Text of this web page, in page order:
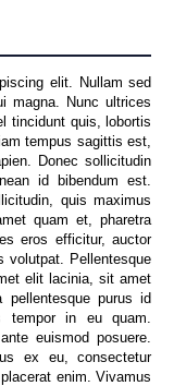
elit. Nullam sed
magna. Nunc ultrices
tincidunt quis, lobortis
tempus sagittis est,
Donec sollicitudin
id bibendum est.
quis maximus
quam et, pharetra
eros efficitur, auctor
volutpat. Pellentesque
elit lacinia, sit amet
pellentesque purus id
tempor in eu quam.
euismod posuere.
ex eu, consectetur
enim. Vivamus